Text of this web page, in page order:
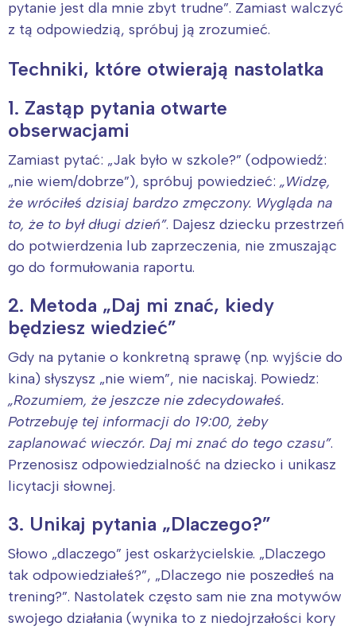
pytanie jest dla mnie zbyt trudne”. Zamiast walczyć
z tą odpowiedzią, spróbuj ją zrozumieć.
Techniki, które otwierają nastolatka
1. Zastąp pytania otwarte
obserwacjami
Zamiast pytać: „Jak było w szkole?” (odpowiedź:
„nie wiem/dobrze”), spróbuj powiedzieć: „Widzę,
że wróciłeś dzisiaj bardzo zmęczony. Wygląda na
to, że to był długi dzień”. Dajesz dziecku przestrzeń
do potwierdzenia lub zaprzeczenia, nie zmuszając
go do formułowania raportu.
2. Metoda „Daj mi znać, kiedy
będziesz wiedzieć”
Gdy na pytanie o konkretną sprawę (np. wyjście do
kina) słyszysz „nie wiem”, nie naciskaj. Powiedz:
„Rozumiem, że jeszcze nie zdecydowałeś.
Potrzebuję tej informacji do 19:00, żeby
zaplanować wieczór. Daj mi znać do tego czasu”.
Przenosisz odpowiedzialność na dziecko i unikasz
licytacji słownej.
3. Unikaj pytania „Dlaczego?”
Słowo „dlaczego” jest oskarżycielskie. „Dlaczego
tak odpowiedziałeś?”, „Dlaczego nie poszedłeś na
trening?”. Nastolatek często sam nie zna motywów
swojego działania (wynika to z niedojrzałości kory